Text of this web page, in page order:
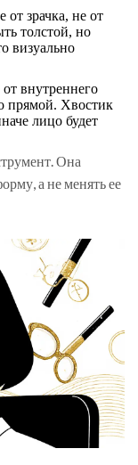
от зрачка, не от
толстой, но
визуально
внутреннего
прямой. Хвостик
лицо будет
Она
а не менять ее